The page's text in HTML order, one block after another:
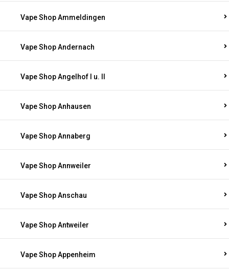
Vape Shop Ammeldingen
Vape Shop Andernach
Vape Shop Angelhof I u. II
Vape Shop Anhausen
Vape Shop Annaberg
Vape Shop Annweiler
Vape Shop Anschau
Vape Shop Antweiler
Vape Shop Appenheim